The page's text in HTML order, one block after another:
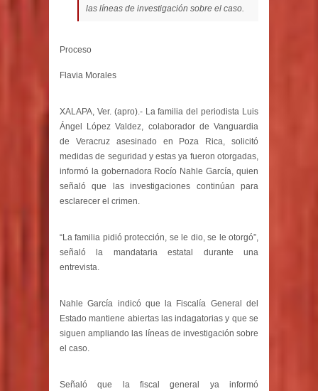
las líneas de investigación sobre el caso.
Proceso
Flavia Morales
XALAPA, Ver. (apro).- La familia del periodista Luis
Ángel López Valdez, colaborador de Vanguardia
de Veracruz asesinado en Poza Rica, solicitó
medidas de seguridad y estas ya fueron otorgadas,
informó la gobernadora Rocío Nahle García, quien
señaló que las investigaciones continúan para
esclarecer el crimen.
“La familia pidió protección, se le dio, se le otorgó”,
señaló la mandataria estatal durante una
entrevista.
Nahle García indicó que la Fiscalía General del
Estado mantiene abiertas las indagatorias y que se
siguen ampliando las líneas de investigación sobre
el caso.
Señaló que la fiscal general ya informó